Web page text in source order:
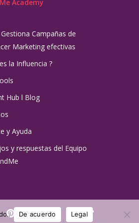
Academy
Campañas de
Marketing efectivas
la Influencia ?
Hub l Blog
y Ayuda
y respuestas del Equipo
pinterestlinkedinyoutube instagram
tiktok
De acuerdo Legal